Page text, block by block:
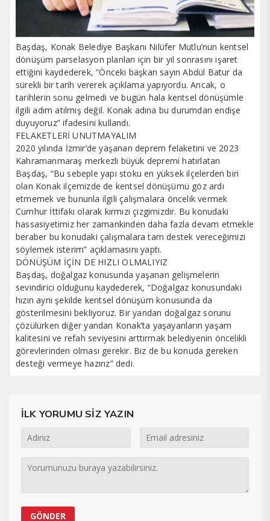
Başdaş, Konak Belediye Başkanı Nilüfer Mutlu’nun kentsel
dönüşüm parselasyon planları için bir yıl sonrasını işaret
ettiğini kaydederek, “Önceki başkan sayın Abdül Batur da
sürekli bir tarih vererek açıklama yapıyordu. Ancak, o
tarihlerin sonu gelmedi ve bugün hala kentsel dönüşümle
ilgili adım atılmış değil. Konak adına bu durumdan endişe
duyuyoruz” ifadesini kullandı.
FELAKETLERİ UNUTMAYALIM
2020 yılında İzmir’de yaşanan deprem felaketini ve 2023
Kahramanmaraş merkezli büyük depremi hatırlatan
Başdaş, “Bu sebeple yapı stoku en yüksek ilçelerden biri
olan Konak ilçemizde de kentsel dönüşümü göz ardı
etmemek ve bununla ilgili çalışmalara öncelik vermek
Cumhur İttifakı olarak kırmızı çizgimizdir. Bu konudaki
hassasiyetimiz her zamankinden daha fazla devam etmekle
beraber bu konudaki çalışmalara tam destek vereceğimizi
söylemek isterim” açıklamasını yaptı.
DÖNÜŞÜM İÇİN DE HIZLI OLMALIYIZ
Başdaş, doğalgaz konusunda yaşanan gelişmelerin
sevindirici olduğunu kaydederek, “Doğalgaz konusundaki
hızın aynı şekilde kentsel dönüşüm konusunda da
gösterilmesini bekliyoruz. Bir yandan doğalgaz sorunu
çözülürken diğer yandan Konak’ta yaşayanların yaşam
kalitesini ve refah seviyesini arttırmak belediyenin öncelikli
görevlerinden olması gerekir. Biz de bu konuda gereken
desteği vermeye hazırız” dedi.
İLK YORUMU SİZ YAZIN